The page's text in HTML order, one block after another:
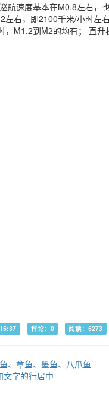
航速度基本在M0.8左右，
左右，即2100千米/小时左
，M1.2到M2的均有； 直升
评论：0 阅读：5273
、章鱼、墨鱼、八爪鱼
文字的行居中